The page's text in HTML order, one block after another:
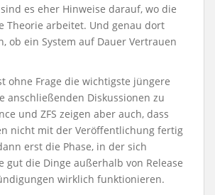
es eher Hinweise darauf, wo die
Theorie arbeitet. Und genau dort
ob ein System auf Dauer Vertrauen
ohne Frage die wichtigste jüngere
anschließenden Diskussionen zu
und ZFS zeigen aber auch, dass
nicht mit der Veröffentlichung fertig
erst die Phase, in der sich
gut die Dinge außerhalb von Release
wirklich funktionieren.